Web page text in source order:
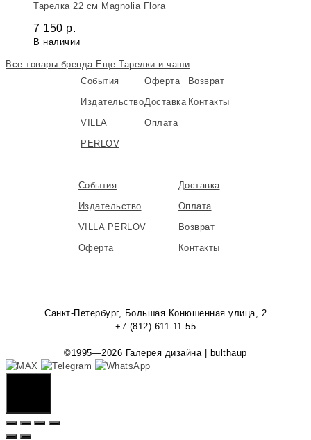
Тарелка 22 см Magnolia Flora
7 150 р.
В наличии
Все товары бренда Еще Тарелки и чаши
События
Издательство
VILLA
PERLOV
Оферта
Доставка
Оплата
Возврат
Контакты
События
Издательство
VILLA PERLOV
Оферта
Доставка
Оплата
Возврат
Контакты
Санкт-Петербург, Большая Конюшенная улица, 2
+7 (812) 611-11-55
©1995—2026 Галерея дизайна | bulthaup